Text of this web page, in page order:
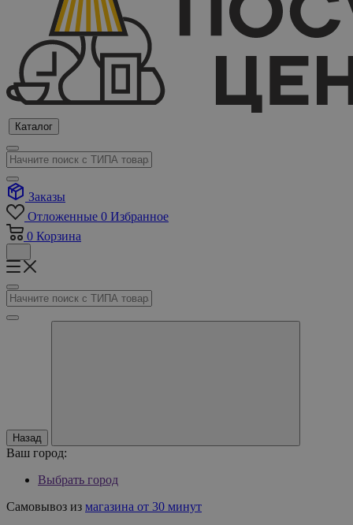
Каталог
Заказы
Отложенные 0 Избранное
0 Корзина
Назад
Ваш город:
Выбрать город
Самовывоз из магазина от 30 минут